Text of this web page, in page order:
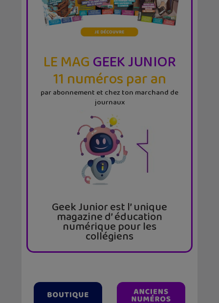
LE MAGGEEK JUNIOR
11 numéros par an
par abonnement et chez ton marchand de
journaux
Geek Junior est l’ unique
magazine d’ éducation
numérique pour les
collégiens